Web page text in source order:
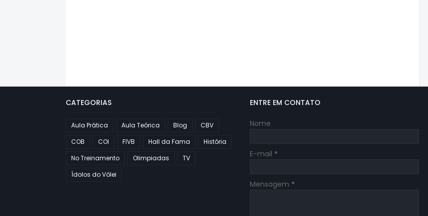
CATEGORIAS
Aula Prática Aula Teórica Blog
CBV
COB
COI FIVB Hall da Fama
História
No Treinamento
Olimpiadas
TV
Ídolos do Vôlei
ENTRE EM CONTATO
Nome
E-mail *
Mensagem *